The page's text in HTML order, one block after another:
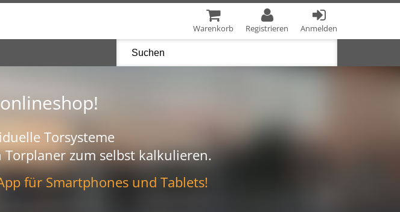
Warenkorb Registrieren Anmelden
Torsysteme
zum selbst kalkulieren.
für Smartphones und Tablets!